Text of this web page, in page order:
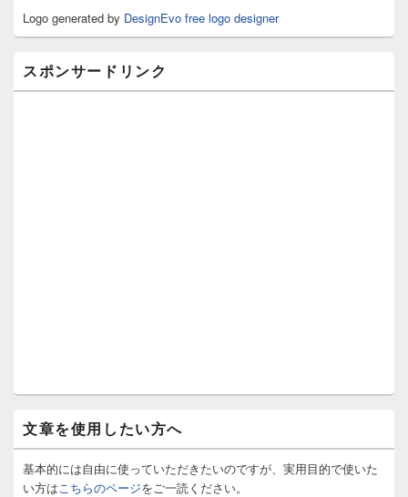
アLogo generated by DesignEvo free logo designer
スポンサードリンク
文章を使用したい方へ
基本的には自由に使っていただきたいのですが、実用目的で使いた
い方は こちらのページをご一読ください。